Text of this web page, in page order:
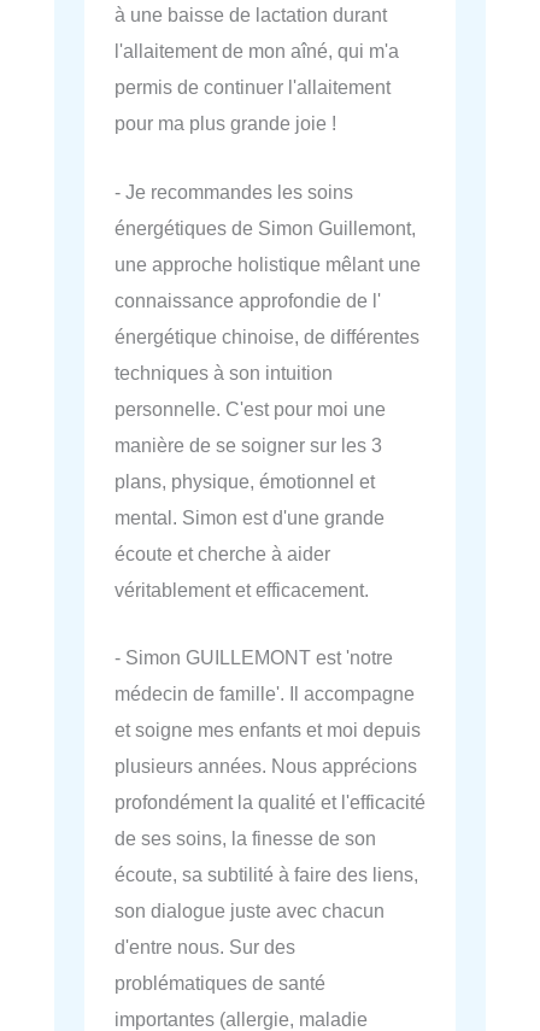
à une baisse de lactation durant
l'allaitement de mon aîné, qui m'a
permis de continuer l'allaitement
pour ma plus grande joie !
- Je recommandes les soins
énergétiques de Simon Guillemont,
une approche holistique mêlant une
connaissance approfondie de l'
énergétique chinoise, de différentes
techniques à son intuition
personnelle. C'est pour moi une
manière de se soigner sur les 3
plans, physique, émotionnel et
mental. Simon est d'une grande
écoute et cherche à aider
véritablement et efficacement.
- Simon GUILLEMONT est 'notre
médecin de famille'. Il accompagne
et soigne mes enfants et moi depuis
plusieurs années. Nous apprécions
profondément la qualité et l'efficacité
de ses soins, la finesse de son
écoute, sa subtilité à faire des liens,
son dialogue juste avec chacun
d'entre nous. Sur des
problématiques de santé
importantes (allergie, maladie